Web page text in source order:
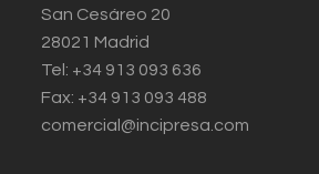
San Cesáreo 20
28021 Madrid
Tel: +34 913 093 636
Fax: +34 913 093 488
comercial@incipresa.com